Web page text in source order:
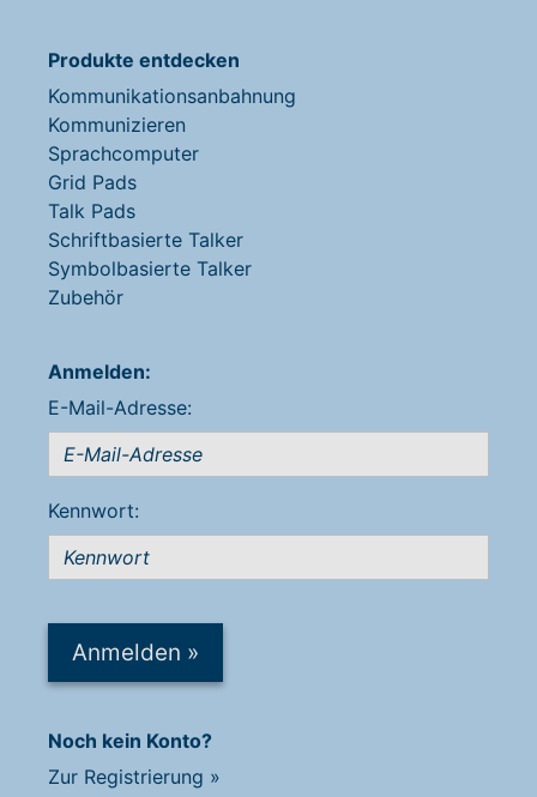
Produkte entdecken
Kommunikationsanbahnung
Kommunizieren
Sprachcomputer
Grid Pads
Talk Pads
Schriftbasierte Talker
Symbolbasierte Talker
Zubehör
Anmelden:
E-Mail-Adresse:
Kennwort:
Anmelden »
Noch kein Konto?
Zur Registrierung »